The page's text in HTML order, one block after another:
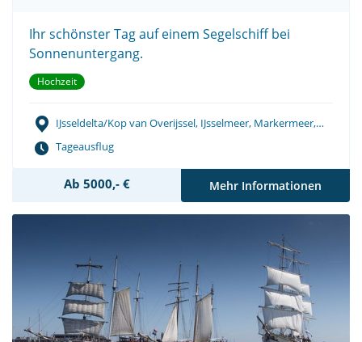
Ihr schönster Tag auf einem Segelschiff bei
Sonnenuntergang.
Hochzeit
IJsseldelta/Kop van Overijssel, IJsselmeer, Markermeer,
Wattenmeer
Tageausflug
Ab 5000,- € Mehr Informationen